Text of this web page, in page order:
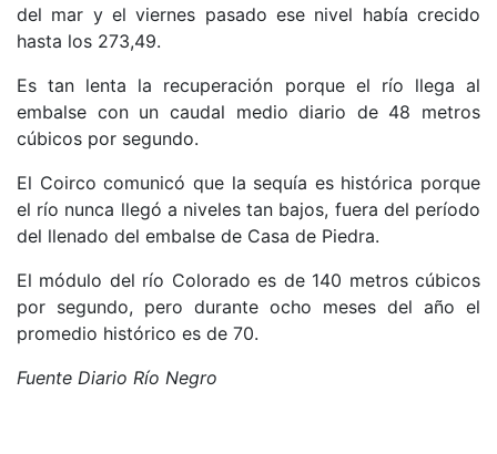
del mar y el viernes pasado ese nivel había crecido
hasta los 273,49.
Es tan lenta la recuperación porque el río llega al
embalse con un caudal medio diario de 48 metros
cúbicos por segundo.
El Coirco comunicó que la sequía es histórica porque
el río nunca llegó a niveles tan bajos, fuera del período
del llenado del embalse de Casa de Piedra.
El módulo del río Colorado es de 140 metros cúbicos
por segundo, pero durante ocho meses del año el
promedio histórico es de 70.
Fuente Diario Río Negro